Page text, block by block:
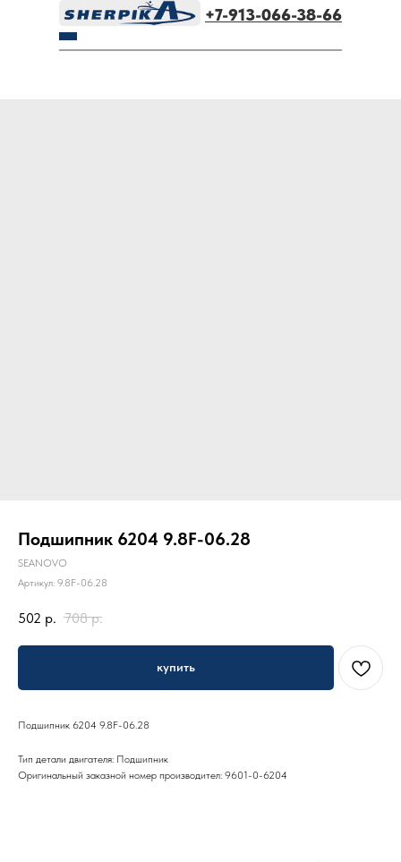
+7-913-066-38-66
Подшипник 6204 9.8F-06.28
SEANOVO
Артикул: 9.8F-06.28
502 р. 708 р.
купить
Подшипник 6204 9.8F-06.28
Тип детали двигателя: Подшипник
Оригинальный заказной номер производител: 9601-0-6204